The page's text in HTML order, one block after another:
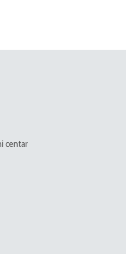
centar